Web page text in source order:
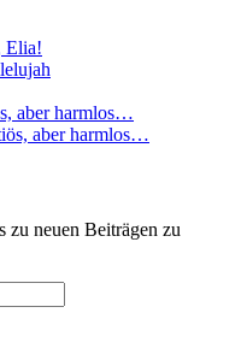
Elia!
aber harmlos…
aber harmlos…
zu neuen Beiträgen zu